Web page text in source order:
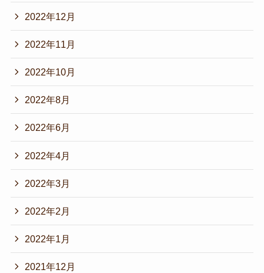
2022年12月
2022年11月
2022年10月
2022年8月
2022年6月
2022年4月
2022年3月
2022年2月
2022年1月
2021年12月